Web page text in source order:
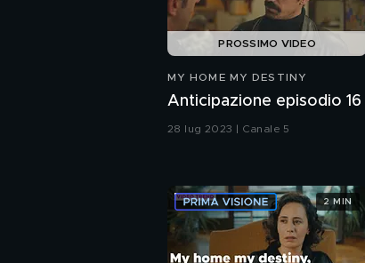
PROSSIMO VIDEO
MY HOME MY DESTINY
Anticipazione episodio 16
28 lug 2023 | Canale 5
2 MIN